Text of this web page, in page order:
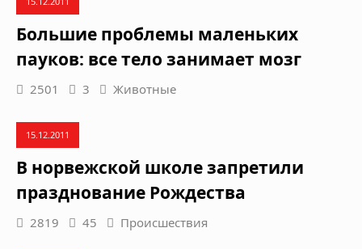
Большие проблемы маленьких
пауков: все тело занимает мозг
2501 3 Животные
15.12.2011
В норвежской школе запретили
празднование Рождества
2819 45 Происшествия